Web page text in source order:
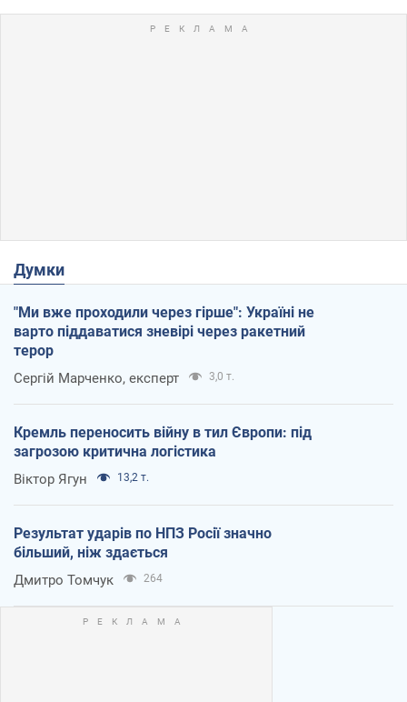
Думки
"Ми вже проходили через гірше": Україні не
варто піддаватися зневірі через ракетний
терор
Сергій Марченко, експерт 3,0 т.
Кремль переносить війну в тил Європи: під
загрозою критична логістика
Віктор Ягун 13,2 т.
Результат ударів по НПЗ Росії значно
більший, ніж здається
Дмитро Томчук 264